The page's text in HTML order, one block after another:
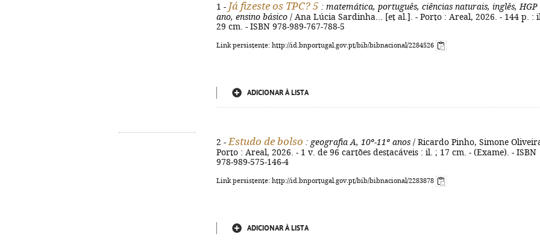
1 - Já fizeste os TPC? 5 : matemática, português, ciências naturais, inglês, HGP
ano, ensino básico / Ana Lúcia Sardinha... [et al.]. - Porto : Areal, 2026. - 144 p. :
29 cm. - ISBN 978-989-767-788-5
Link persistente: http://id.bnportugal.gov.pt/bib/bibnacional/2284526
ADICIONAR À LISTA
2 - Estudo de bolso : geografia A, 10º-11º anos / Ricardo Pinho, Simone
Porto : Areal, 2026. - 1 v. de 96 cartões destacáveis : il. ; 17 cm. - (Exame). - ISBN
978-989-575-146-4
Link persistente: http://id.bnportugal.gov.pt/bib/bibnacional/2283878
ADICIONAR À LISTA